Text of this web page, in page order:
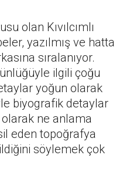
olan Kıvılcımlı
yazılmış ve hatta
sıralanıyor.
ilgili çoğu
yoğun olarak
biyografik detaylar
ne anlama
eden topoğrafya
söylemek çok